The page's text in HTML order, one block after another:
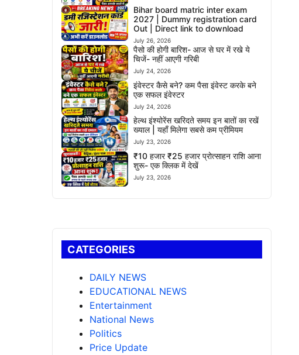
Bihar board matric inter exam
2027 | Dummy registration card
Out | Direct link to download
July 26, 2026
पैसो की होगी बारिश- आज से घर में रखे ये
चिजें- नहीं आएगी गरिबी
July 24, 2026
इंवेस्टर कैसे बने? कम पैसा इंवेस्ट करके बने
एक सफल इंवेस्टर
July 24, 2026
हेल्थ इंश्योरेंस खरिदते समय इन बातों का रखें
ख्याल | यहाँ मिलेगा सबसे कम प्रीमियम
July 23, 2026
₹10 हजार ₹25 हजार प्रोत्साहन राशि आना
शुरू- एक क्लिक में देखें
July 23, 2026
CATEGORIES
DAILY NEWS
EDUCATIONAL NEWS
Entertainment
National News
Politics
Price Update